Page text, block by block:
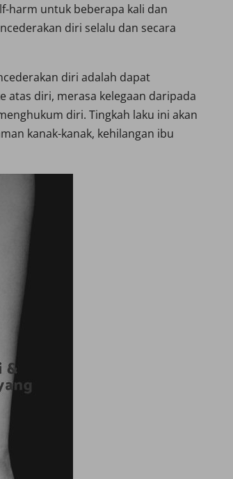
harm untuk beberapa kali dan
diri selalu dan secara
diri adalah dapat
atas diri, merasa kelegaan daripada
diri. Tingkah laku ini akan
kanak-kanak, kehilangan ibu